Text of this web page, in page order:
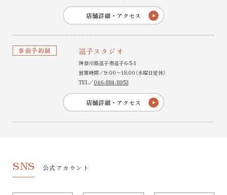
店舗詳細・アクセス
事前予約制 逗子スタジオ
神奈川県逗子市逗子6-5-1
営業時間／9:00〜18:00（水曜日定休）
TEL／046-884-8953
店舗詳細・アクセス
SNS 公式アカウント